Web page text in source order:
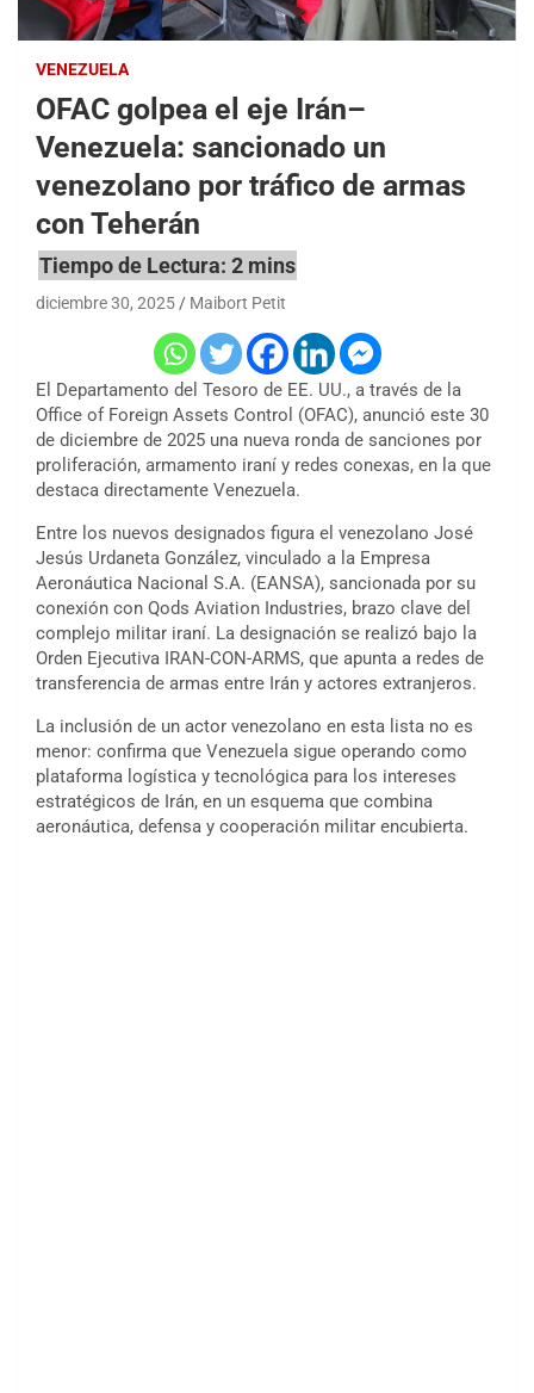
VENEZUELA
OFAC golpea el eje Irán–
Venezuela: sancionado un
venezolano por tráfico de armas
con Teherán
diciembre 30, 2025 Maibort Petit
El Departamento del Tesoro de EE. UU., a través de la
Office of Foreign Assets Control (OFAC), anunció este 30
de diciembre de 2025 una nueva ronda de sanciones por
proliferación, armamento iraní y redes conexas, en la que
destaca directamente Venezuela.
Entre los nuevos designados figura el venezolano José
Jesús Urdaneta González, vinculado a la Empresa
Aeronáutica Nacional S.A. (EANSA), sancionada por su
conexión con Qods Aviation Industries, brazo clave del
complejo militar iraní. La designación se realizó bajo la
Orden Ejecutiva IRAN-CON-ARMS, que apunta a redes de
transferencia de armas entre Irán y actores extranjeros.
La inclusión de un actor venezolano en esta lista no es
menor: confirma que Venezuela sigue operando como
plataforma logística y tecnológica para los intereses
estratégicos de Irán, en un esquema que combina
aeronáutica, defensa y cooperación militar encubierta.